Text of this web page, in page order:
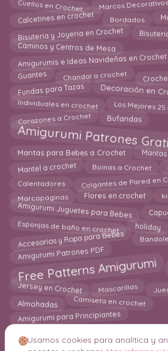
Marcos
Calcetines en crochet Bordados
Bisuteria y Joyeria en Crochet
Caminos y Centros de Mesa
Amigurumis e Ideas Navideñas en Crochet
Guantes Chandal a crochet
Fundas para Tazas Decoración en
Individuales en crochet Los Mejores
Corazones a Crochet Bufandas
Amigurumi Patrones
Mantas para Bebes a Crochet
Mantel a crochet Boinas a Crochet
Calentadores Colgantes de Pared en
Marcapaginas Flores en crochet
Amigurumi Juguetes para Bebes
Esponjas de baño en crochet holiday
Accesorios y Ropa para Bebes
Amigurumi Patrones PDF
Free Patterns Amigurumi
Jersey en Crochet Mascarillas
Almohadas Camiseta en crochet
Amigurumi para Principiantes
Usamos cookies para analítica y